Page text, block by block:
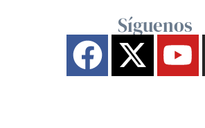
Síguenos